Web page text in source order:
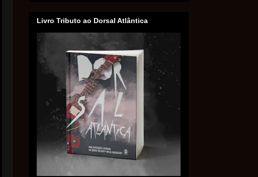
Livro Tributo ao Dorsal Atlântica